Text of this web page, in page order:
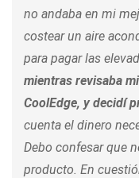
no andaba en mi
costear un aire
para pagar las
mientras revisaba
CoolEdge, y decidí
cuenta el dinero
Debo confesar que
producto. En